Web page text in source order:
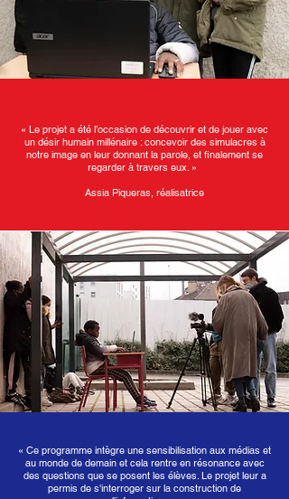
« Le projet a été l’occasion de découvrir et de jouer avec
un désir humain millénaire : concevoir des simulacres à
notre image en leur donnant la parole, et finalement se
regarder à travers eux. »
Assia Piqueras, réalisatrice
« Ce programme intègre une sensibilisation aux médias et
au monde de demain et cela rentre en résonance avec
des questions que se posent les élèves. Le projet leur a
permis de s'interroger sur la construction de